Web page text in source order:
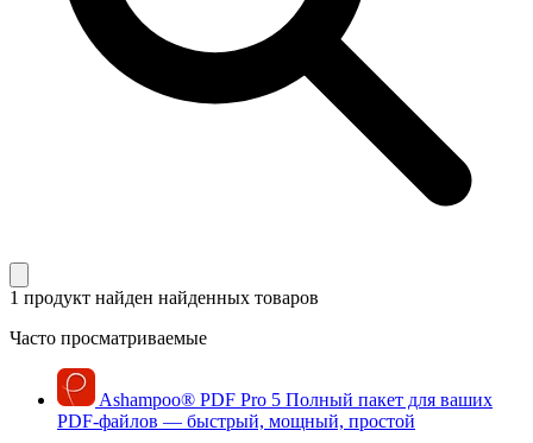
1 продукт найден найденных товаров
Часто просматриваемые
Ashampoo® PDF Pro 5 Полный пакет для ваших
PDF-файлов — быстрый, мощный, простой